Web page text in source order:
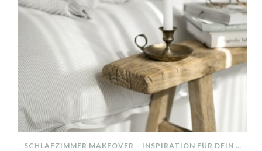
SCHLAFZIMMER MAKEOVER – INSPIRATION FÜR DEIN SCHLAFZIMMER: AUS ALT MACH NEU – HELL, GEMÜTLICH UND EINLADEND